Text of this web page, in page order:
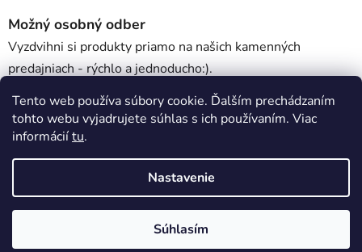
Tento web používa súbory cookie. Ďalším prechádzaním
tohto webu vyjadrujete súhlas s ich používaním. Viac
informáciítu.
Nastavenie
Súhlasím
Možný osobný odber
Vyzdvihni si produkty priamo na našich kamenných
predajniach - rýchlo a jednoducho:).
Popis
Vytvoril Shoptet